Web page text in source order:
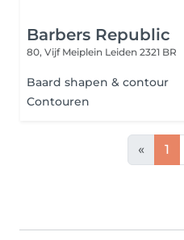
Barbers Republic
80, Vijf Meiplein Leiden 2321 BR
Baard shapen & contour
Contouren
« 1